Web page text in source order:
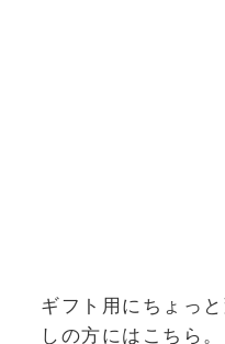
ギフト用にちょっ
しの方にはこちら